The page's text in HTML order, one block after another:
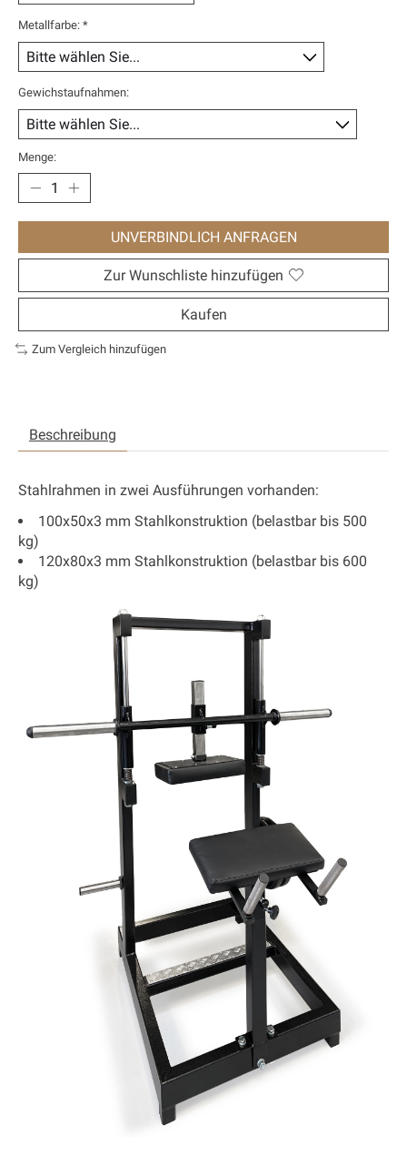
Metallfarbe: *
Gewichstaufnahmen:
Menge:
UNVERBINDLICH ANFRAGEN
Zur Wunschliste hinzufügen
Kaufen
Zum Vergleich hinzufügen
Beschreibung
Stahlrahmen in zwei Ausführungen vorhanden:
100x50x3 mm Stahlkonstruktion (belastbar bis 500
kg)
120x80x3 mm Stahlkonstruktion (belastbar bis 600
kg)